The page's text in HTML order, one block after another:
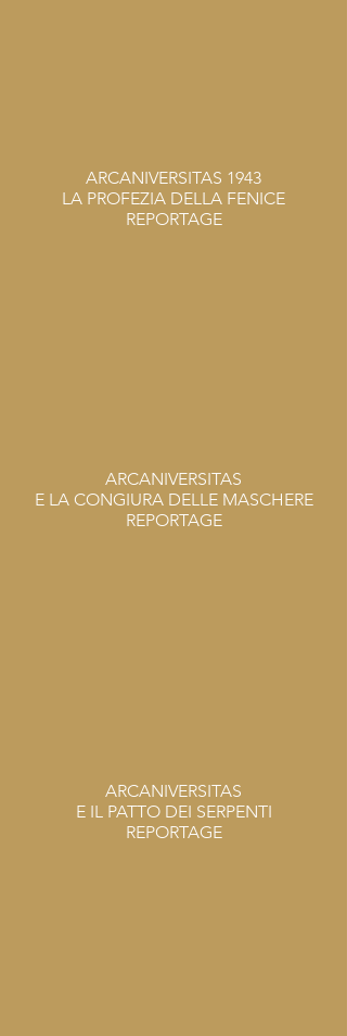
ARCANIVERSITAS 1943
LA PROFEZIA DELLA FENICE
REPORTAGE
ARCANIVERSITAS
E LA CONGIURA DELLE MASCHERE
REPORTAGE
ARCANIVERSITAS
E IL PATTO DEI SERPENTI
REPORTAGE